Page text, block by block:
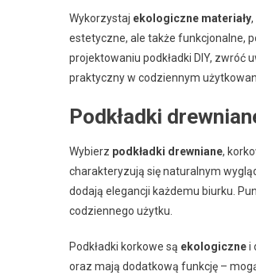
Wykorzystaj ekologiczne materiały
estetyczne, ale także funkcjonalne,
projektowaniu podkładki DIY, zwróć
praktyczny w codziennym
Podkładki
Wybierz podkładki drewniane,
charakteryzują się naturalnym
dodają elegancji każdemu biurku.
codziennego użytku.
Podkładki korkowe są ekologicznei
oraz mają dodatkową funkcję –